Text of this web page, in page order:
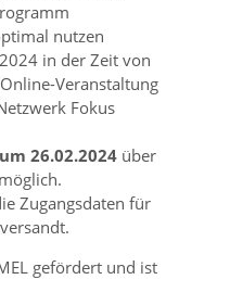
nutzen
in der Zeit von
Veranstaltung
Fokus
26.02.2024 über
möglich.
Zugangsdaten für
gefördert und ist